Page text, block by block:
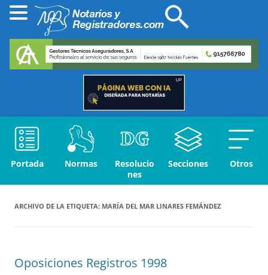
Portada Normas
Resolucio
nes
Secciones Otros
ARCHIVO DE LA ETIQUETA: MARÍA DEL MAR LINARES FEMÁNDEZ
Oposiciones Registros 1998